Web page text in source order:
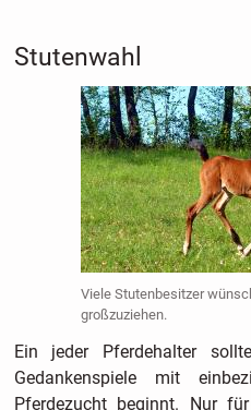
Stutenwahl
Viele Stutenbesitzer
großzuziehen.
Ein jeder Pferdehalter
Gedankenspiele mit
Pferdezucht beginnt. Nur